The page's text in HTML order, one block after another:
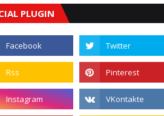
PLUGIN